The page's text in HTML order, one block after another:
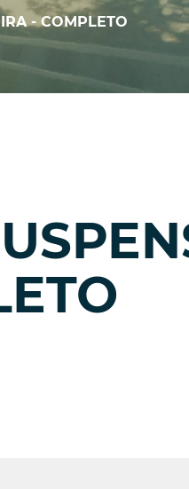
- COMPLETO